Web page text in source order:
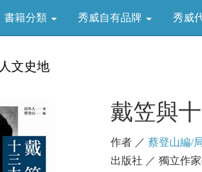
書籍分類 秀威自有品牌 秀威
人文史地
戴笠與
作者 ／ 蔡登山編/
出版社 ／ 獨立作